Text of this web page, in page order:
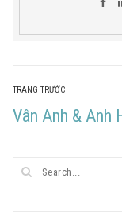
Điều
hướng
viết
TRANG TRƯỚC
Trang
Vân Anh & Anh